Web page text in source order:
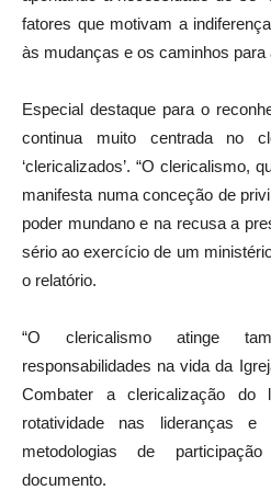
fatores que motivam a
às mudanças e os caminhos para
Especial destaque para o
continua muito centrada no
‘clericalizados’. “O clericalismo,
manifesta numa conceção de
poder mundano e na recusa a
sério ao exercício de um
o relatório.
“O clericalismo atinge
responsabilidades na vida da
Combater a clericalização do
rotatividade nas lideranças e
metodologias de
documento.